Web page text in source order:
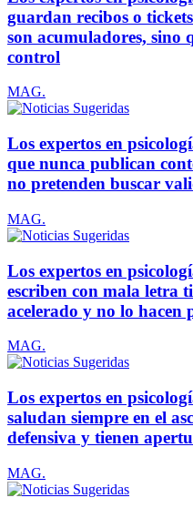
guardan recibos o
son acumuladores, sino
control
MAG.
Los expertos en
que nunca publican
no pretenden buscar
MAG.
Los expertos en
escriben con mala letra
acelerado y no lo hacen
MAG.
Los expertos en
saludan siempre en el
defensiva y tienen
MAG.